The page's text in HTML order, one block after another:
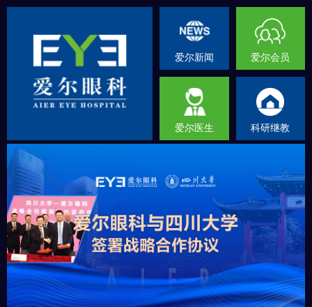
爱尔新闻 爱尔会员
爱尔医生 科研继教